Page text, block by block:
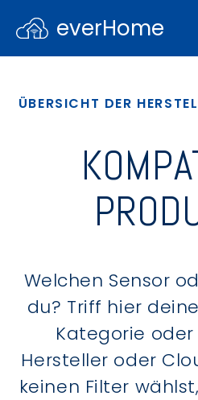
everHome
ÜBERSICHT DER
Welchen Sensor
du? Triff hier
Kategorie
Hersteller oder
keinen Filter